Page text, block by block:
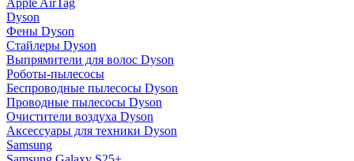
Apple AirTag
Dyson
Фены Dyson
Стайлеры Dyson
Выпрямители для волос Dyson
Роботы-пылесосы
Беспроводные пылесосы Dyson
Проводные пылесосы Dyson
Очистители воздуха Dyson
Аксессуары для техники Dyson
Samsung